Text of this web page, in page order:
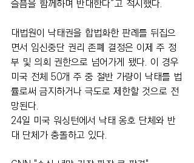
슬픔을 함께하며 반대한다”고 적시했다.
대법원이 낙태권을 합법화한 판례를 뒤집으
면서 임신중단 권리 존폐 결정은 이제 주 정
부 및 의회 권한으로 넘어가게 됐다. 이 경우
미국 전체 50개 주 중 절반 가량이 낙태를 법
률로써 금지하거나 극도로 제한할 것으로 전
망된다.
24일 미국 워싱턴에서 낙태 옹호 단체와 반
대 단체가 충돌하고 있다.